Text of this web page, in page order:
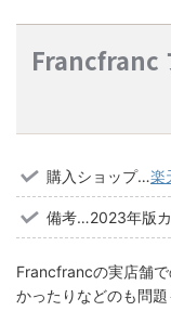
Francfranc
購入ショップ…楽
備考…2023年版
Francfrancの実店舗
かったりなどのも問